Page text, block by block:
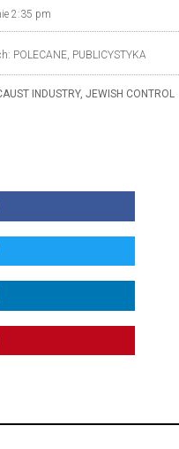
2:35 pm
POLECANE, PUBLICYSTYKA
INDUSTRY, JEWISH CONTROL